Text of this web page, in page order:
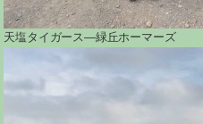
天塩タイガース―緑丘ホーマーズ